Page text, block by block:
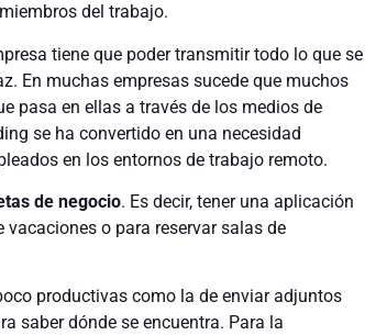
del trabajo.
tiene que poder transmitir todo lo que se
En muchas empresas sucede que muchos
pasa en ellas a través de los medios de
se ha convertido en una necesidad
en los entornos de trabajo remoto.
de negocio. Es decir, tener una aplicación
o para reservar salas de
productivas como la de enviar adjuntos
saber dónde se encuentra. Para la